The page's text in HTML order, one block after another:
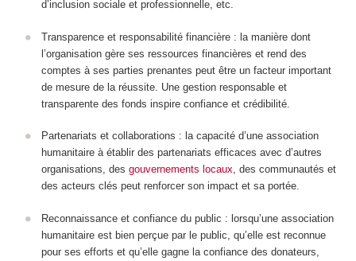
d’inclusion sociale et professionnelle, etc.
Transparence et responsabilité financière : la manière dont
l’organisation gère ses ressources financières et rend des
comptes à ses parties prenantes peut être un facteur important
de mesure de la réussite. Une gestion responsable et
transparente des fonds inspire confiance et crédibilité.
Partenariats et collaborations : la capacité d’une association
humanitaire à établir des partenariats efficaces avec d’autres
organisations, des gouvernements locaux, des communautés et
des acteurs clés peut renforcer son impact et sa portée.
Reconnaissance et confiance du public : lorsqu’une association
humanitaire est bien perçue par le public, qu’elle est reconnue
pour ses efforts et qu’elle gagne la confiance des donateurs,